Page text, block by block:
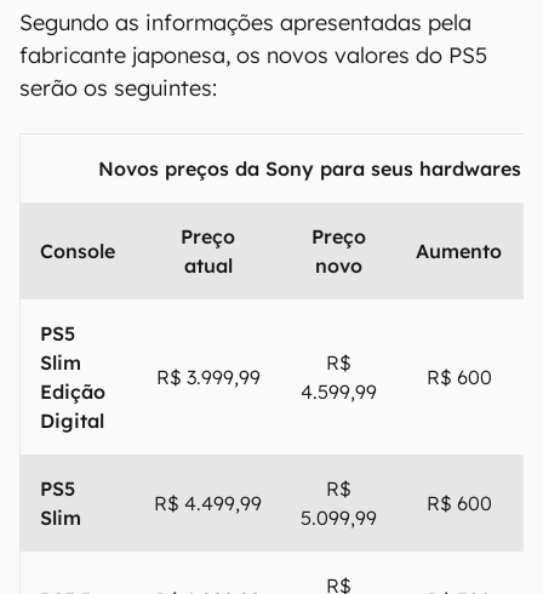
00:00
fabricante japonesa, os novos valores do PS5
serão os seguintes:
Preço